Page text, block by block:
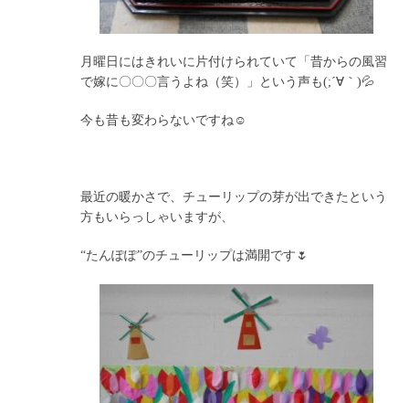
月曜日にはきれいに片付けられていて「昔からの風習
で嫁に〇〇〇言うよね（笑）」という声も(;´∀｀)💦
今も昔も変わらないですね☺
最近の暖かさで、チューリップの芽が出できたという
方もいらっしゃいますが、
“たんぽぽ”のチューリップは満開です🌷